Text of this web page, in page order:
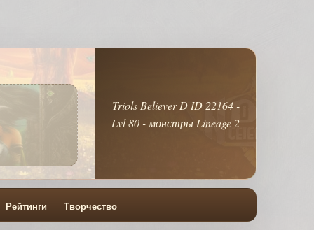
Triols Believer D ID 22164 -
Lvl 80 - монстры Lineage 2
Рейтинги Творчество